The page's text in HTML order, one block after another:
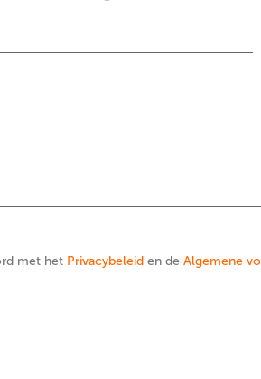
met het Privacybeleid en de Algemene